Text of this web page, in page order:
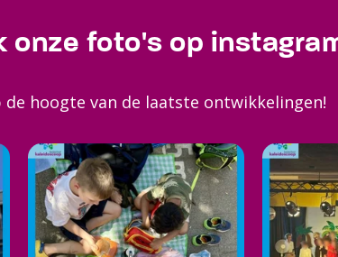
onze foto's op
de hoogte van de laatste ontwikkelingen!